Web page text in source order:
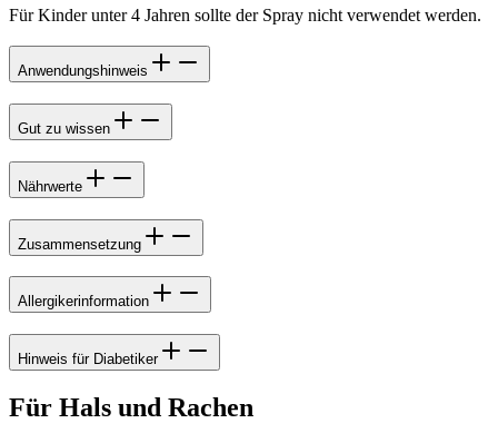
Für Kinder unter 4 Jahren sollte der Spray nicht verwendet werden.
Anwendungshinweis
Gut zu wissen
Nährwerte
Zusammensetzung
Allergikerinformation
Hinweis für Diabetiker
Für Hals und Rachen